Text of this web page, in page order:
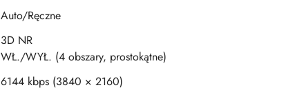
Auto/Ręczne
3D NR
WŁ./WYŁ. (4 obszary, prostokątne)
6144 kbps (3840 × 2160)